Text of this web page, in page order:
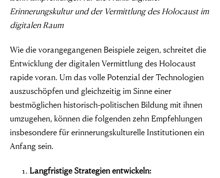
Erinnerungskultur und der Vermittlung des Holocaust im
digitalen Raum
Wie die vorangegangenen Beispiele zeigen, schreitet die
Entwicklung der digitalen Vermittlung des Holocaust
rapide voran. Um das volle Potenzial der Technologien
auszuschöpfen und gleichzeitig im Sinne einer
bestmöglichen historisch-politischen Bildung mit ihnen
umzugehen, können die folgenden zehn Empfehlungen
insbesondere für erinnerungskulturelle Institutionen ein
Anfang sein.
Langfristige Strategien entwickeln: